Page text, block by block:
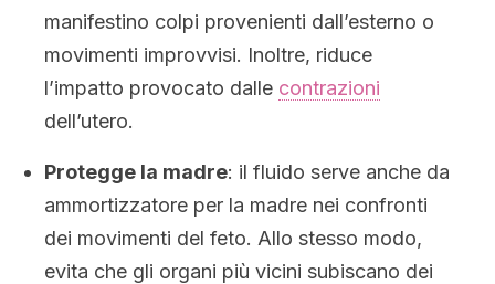
manifestino colpi provenienti dall’esterno o
movimenti improvvisi. Inoltre, riduce
l’impatto provocato dalle contrazioni
dell’utero.
Protegge la madre: il fluido serve anche da
ammortizzatore per la madre nei confronti
dei movimenti del feto. Allo stesso modo,
evita che gli organi più vicini subiscano dei